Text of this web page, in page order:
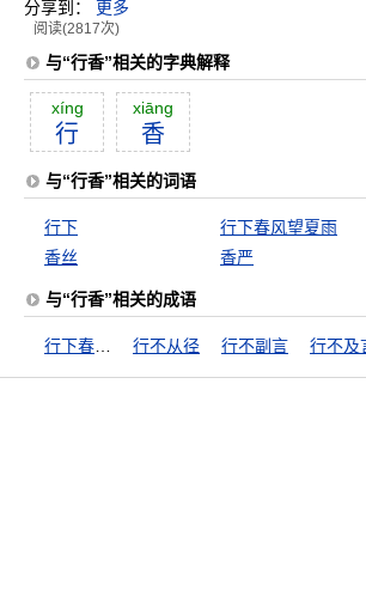
分享到： 更多
阅读(2817次)
与“行香”相关的字典解释
xíng
行
xiāng
香
与“行香”相关的词语
行下 行下春风望夏雨
香丝
香严
与“行香”相关的成语
行不从径 行不副言 行不及